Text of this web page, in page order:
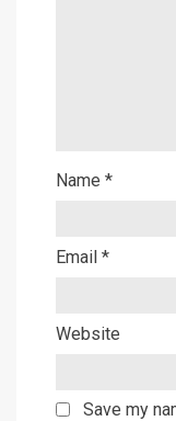
Name *
Email *
Website
Save my